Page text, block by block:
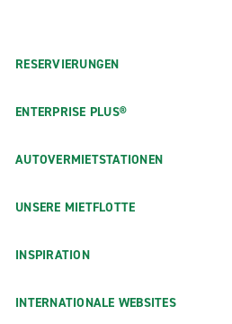
RESERVIERUNGEN
ENTERPRISE PLUS®
AUTOVERMIETSTATIONEN
UNSERE MIETFLOTTE
INSPIRATION
INTERNATIONALE WEBSITES